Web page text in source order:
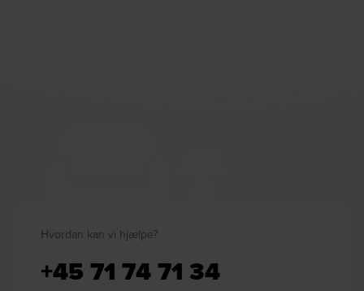
Hvordan kan vi hjælpe?
+45 71 74 71 34